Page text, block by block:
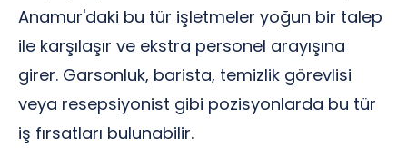
Anamur'daki bu tür işletmeler yoğun bir talep
ile karşılaşır ve ekstra personel arayışına
girer. Garsonluk, barista, temizlik görevlisi
veya resepsiyonist gibi pozisyonlarda bu tür
iş fırsatları bulunabilir.